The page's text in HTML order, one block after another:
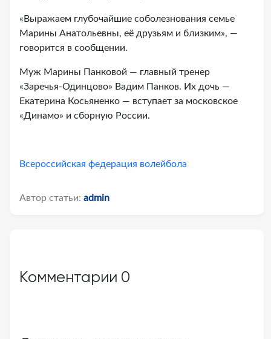
«Выражаем глубочайшие соболезнования семье
Марины Анатольевны, её друзьям и близким», —
говорится в сообщении.
Муж Марины Панковой — главный тренер
«Заречья-Одинцово» Вадим Панков. Их дочь —
Екатерина Косьяненко — вступает за московское
«Динамо» и сборную России.
Всероссийская федерация волейбола
Автор статьи: admin
Комментарии 0